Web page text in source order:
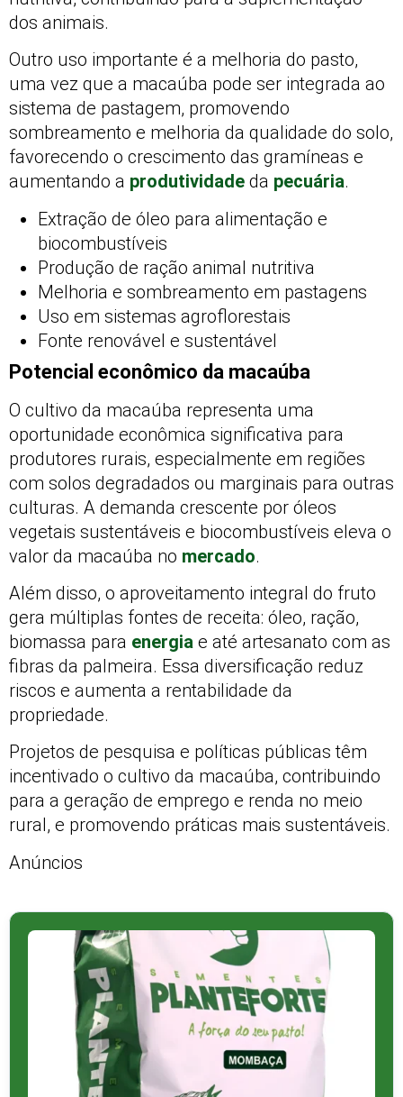
dos animais.
Outro uso importante é a melhoria do pasto,
uma vez que a macaúba pode ser integrada ao
sistema de pastagem, promovendo
sombreamento e melhoria da qualidade do solo,
favorecendo o crescimento das gramíneas e
aumentando a produtividade da pecuária.
Extração de óleo para alimentação e
biocombustíveis
Produção de ração animal nutritiva
Melhoria e sombreamento em pastagens
Uso em sistemas agroflorestais
Fonte renovável e sustentável
Potencial econômico da macaúba
O cultivo da macaúba representa uma
oportunidade econômica significativa para
produtores rurais, especialmente em regiões
com solos degradados ou marginais para outras
culturas. A demanda crescente por óleos
vegetais sustentáveis e biocombustíveis eleva o
valor da macaúba no mercado.
Além disso, o aproveitamento integral do fruto
gera múltiplas fontes de receita: óleo, ração,
biomassa para energia e até artesanato com as
fibras da palmeira. Essa diversificação reduz
riscos e aumenta a rentabilidade da
propriedade.
Projetos de pesquisa e políticas públicas têm
incentivado o cultivo da macaúba, contribuindo
para a geração de emprego e renda no meio
rural, e promovendo práticas mais sustentáveis.
Anúncios